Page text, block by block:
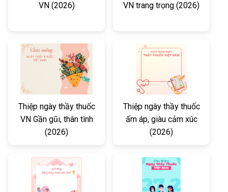
VN (2026)
VN trang trọng (2026)
Thiệp ngày thầy thuốc
VN Gần gũi, thân tình
(2026)
Thiệp ngày thầy thuốc
ấm áp, giàu cảm xúc
(2026)